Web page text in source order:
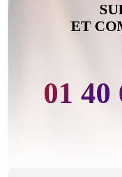
ET
01 40